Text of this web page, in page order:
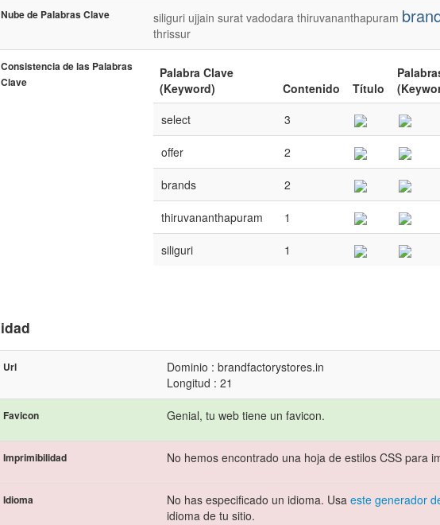
Nube de Palabras Clave siliguri ujjain surat vadodara thiruvananthapuram
thrissur
Consistencia de las Palabras
Clave
Palabra Clave
(Keyword)
Contenido Título
select
3
offer 2
brands 2
thiruvananthapuram 1
siliguri 1
Url
Dominio : brandfactorystores.in
Longitud : 21
Favicon Genial, tu web tiene un favicon.
Imprimibilidad No hemos encontrado una hoja de estilos CSS para
Idioma No has especificado un idioma. Usa este generador
idioma de tu sitio.